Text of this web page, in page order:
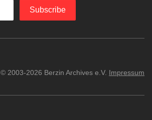
Subscribe
© 2003-2026 Berzin Archives e.V. Impressum